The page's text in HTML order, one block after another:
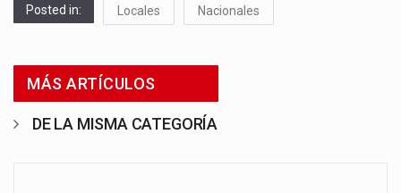
Posted in: Locales Nacionales
MÁS ARTÍCULOS
DE LA MISMA CATEGORÍA